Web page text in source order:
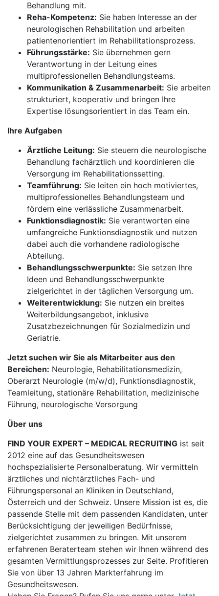
Behandlung mit.
Reha-Kompetenz: Sie haben Interesse an der
neurologischen Rehabilitation und arbeiten
patientenorientiert im Rehabilitationsprozess.
Führungsstärke: Sie übernehmen gern
Verantwortung in der Leitung eines
multiprofessionellen Behandlungsteams.
Kommunikation & Zusammenarbeit: Sie arbeiten
strukturiert, kooperativ und bringen Ihre
Expertise lösungsorientiert in das Team ein.
Ihre Aufgaben
Ärztliche Leitung: Sie steuern die neurologische
Behandlung fachärztlich und koordinieren die
Versorgung im Rehabilitationssetting.
Teamführung: Sie leiten ein hoch motiviertes,
multiprofessionelles Behandlungsteam und
fördern eine verlässliche Zusammenarbeit.
Funktionsdiagnostik: Sie verantworten eine
umfangreiche Funktionsdiagnostik und nutzen
dabei auch die vorhandene radiologische
Abteilung.
Behandlungsschwerpunkte: Sie setzen Ihre
Ideen und Behandlungsschwerpunkte
zielgerichtet in der täglichen Versorgung um.
Weiterentwicklung: Sie nutzen ein breites
Weiterbildungsangebot, inklusive
Zusatzbezeichnungen für Sozialmedizin und
Geriatrie.
Jetzt suchen wir Sie als Mitarbeiter aus den
Bereichen: Neurologie, Rehabilitationsmedizin,
Oberarzt Neurologie (m/w/d), Funktionsdiagnostik,
Teamleitung, stationäre Rehabilitation, medizinische
Führung, neurologische Versorgung
Über uns
FIND YOUR EXPERT – MEDICAL RECRUITING ist seit
2012 eine auf das Gesundheitswesen
hochspezialisierte Personalberatung. Wir vermitteln
ärztliches und nichtärztliches Fach- und
Führungspersonal an Kliniken in Deutschland,
Österreich und der Schweiz. Unsere Mission ist es, die
passende Stelle mit dem passenden Kandidaten, unter
Berücksichtigung der jeweiligen Bedürfnisse,
zielgerichtet zusammen zu bringen. Mit unserem
erfahrenen Beraterteam stehen wir Ihnen während des
gesamten Vermittlungsprozesses zur Seite. Profitieren
Sie von über 13 Jahren Markterfahrung im
Gesundheitswesen.